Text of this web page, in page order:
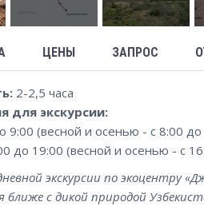
ЦЕНЫ ЗАПРОС
2-2,5 часа
для экскурсии:
9:00 (весной и осенью - с 8:00 до
до 19:00 (весной и осенью - с
экскурсии по экоцентру
ближе с дикой природой